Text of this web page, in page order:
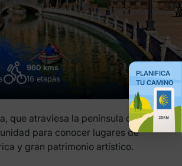
PLANIFICA
TU CAMINO
960 kms
16 etapas
que atraviesa la península de sur a
para conocer lugares de
y gran patrimonio artístico.